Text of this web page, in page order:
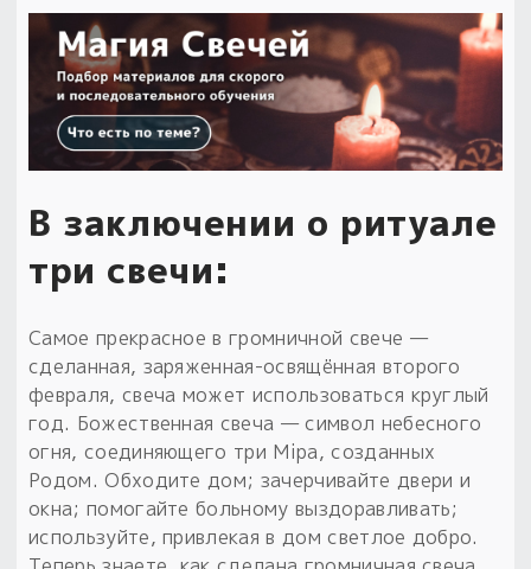
В заключении о ритуале
три свечи:
Самое прекрасное в громничной свече —
сделанная, заряженная-освящённая второго
февраля, свеча может использоваться круглый
год. Божественная свеча — символ небесного
огня, соединяющего три Мiра, созданных
Родом. Обходите дом; зачерчивайте двери и
окна; помогайте больному выздоравливать;
используйте, привлекая в дом светлое добро.